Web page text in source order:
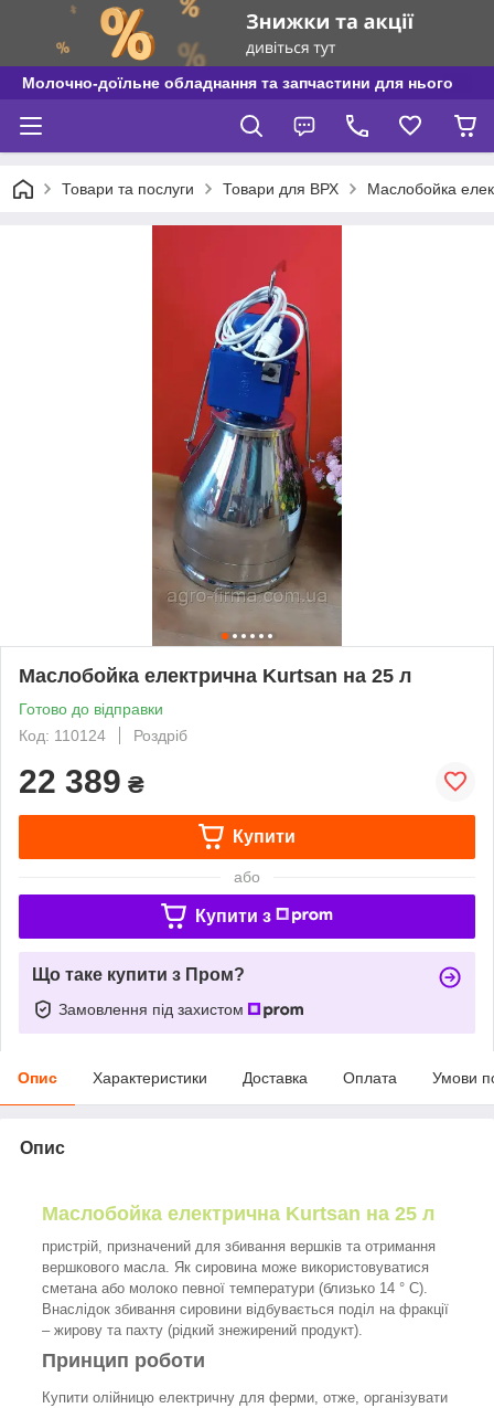
Молочно-доїльне обладнання та запчастини для нього
Товари та послуги Товари для ВРХ Маслобойка
Маслобойка електрична Kurtsan на 25 л
Готово до відправки
Код: 110124
Роздріб
22 389 ₴
Купити
або
Купити з
Що таке купити з Пром?
Замовлення під захистом
Опис Характеристики Доставка Оплата Умови
Опис
Маслобойка електрична Kurtsan на 25 л
пристрій, призначений для збивання вершків та отримання
вершкового масла. Як сировина може використовуватися
сметана або молоко певної температури (близько 14 ° C).
Внаслідок збивання сировини відбувається поділ на фракції
– жирову та пахту (рідкий знежирений продукт).
Принцип роботи
Купити олійницю електричну для ферми, отже, організувати